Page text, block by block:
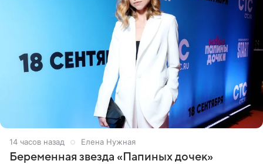
14 часов назад Елена Нужная
Беременная звезда «Папиных дочек»